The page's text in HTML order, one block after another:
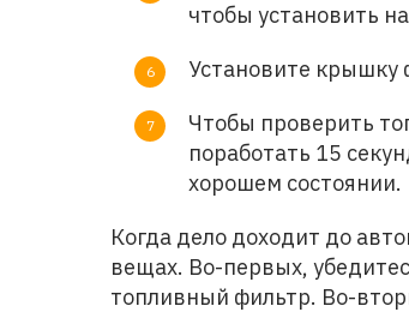
чтобы установить
Установите крышку
Чтобы проверить
поработать 15
хорошем состоянии.
Когда дело доходит до
вещах. Во-первых,
топливный фильтр. Во-